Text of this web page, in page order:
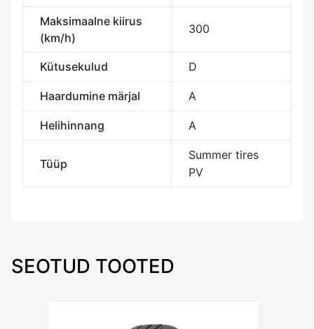
Maksimaalne kiirus
(km/h)
300
Kütusekulud D
Haardumine märjal A
Helihinnang A
Tüüp
Summer tires
PV
SEOTUD TOOTED